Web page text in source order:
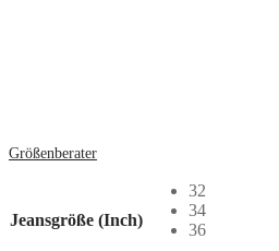
Größenberater
Jeansgröße (Inch)
32
34
36